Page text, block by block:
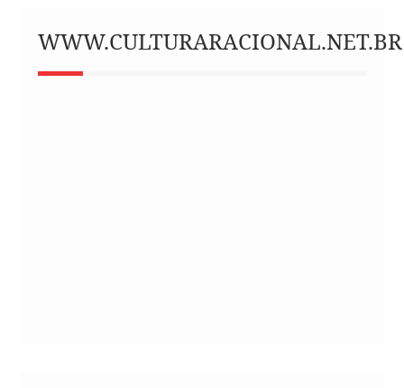
WWW.CULTURARACIONAL.NET.BR